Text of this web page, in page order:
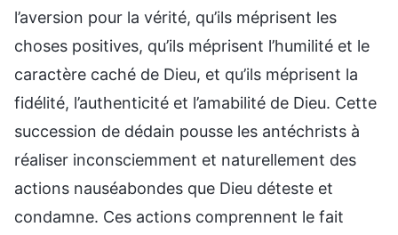
l’aversion pour la vérité, qu’ils méprisent les
choses positives, qu’ils méprisent l’humilité et le
caractère caché de Dieu, et qu’ils méprisent la
fidélité, l’authenticité et l’amabilité de Dieu. Cette
succession de dédain pousse les antéchrists à
réaliser inconsciemment et naturellement des
actions nauséabondes que Dieu déteste et
condamne. Ces actions comprennent le fait